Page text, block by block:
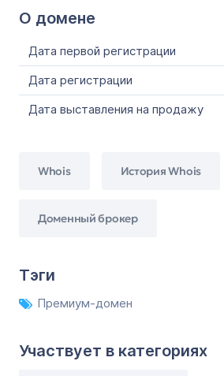
О домене
Дата первой регистрации
Дата регистрации
Дата выставления на продажу
Whois История Whois
Доменный брокер
Тэги
Премиум-домен
Участвует в категориях